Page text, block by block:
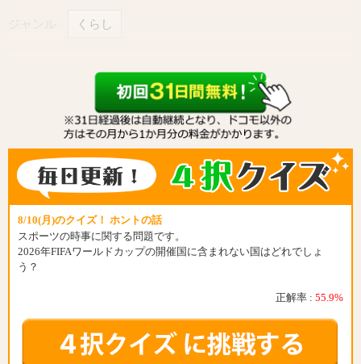
くらし
8/10(月)のクイズ！ ホントの話
スポーツの時事に関する問題です。
2026年FIFAワールドカップの開催国に含まれない国はどれでしょ
う？
正解率 : 55.9%